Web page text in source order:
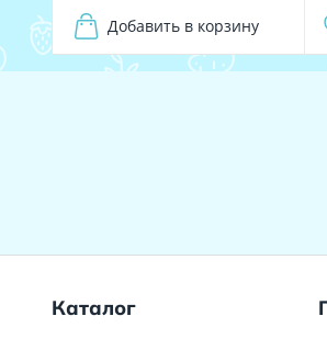
Добавить в корзину
Каталог